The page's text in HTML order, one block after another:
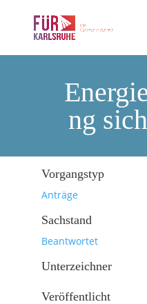
ng
Vorgangstyp
Anträge
Sachstand
Beantwortet
Unterzeichner
Veröffentlicht